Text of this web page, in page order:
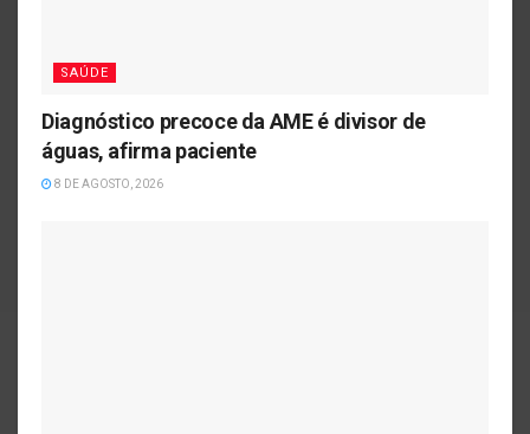
SAÚDE
Diagnóstico precoce da AME é divisor de
águas, afirma paciente
8 DE AGOSTO, 2026